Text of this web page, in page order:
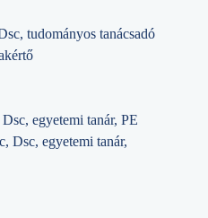
tanácsadó
szakértő
egyetemi tanár, PE
egyetemi tanár,